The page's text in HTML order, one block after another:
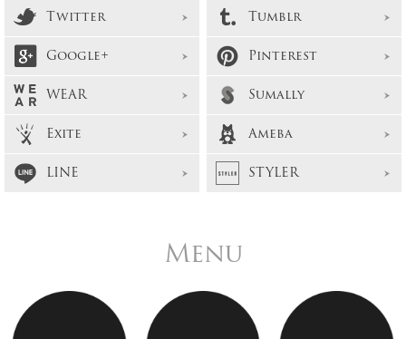
Twitter
Tumblr
Google+
Pinterest
WEAR
Sumally
Exite
Ameba
LINE
STYLER
Menu